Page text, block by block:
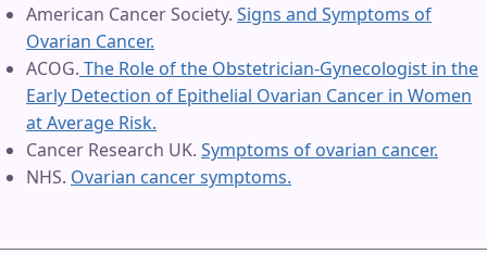
American Cancer Society. Signs and Symptoms of
Ovarian Cancer.
ACOG. The Role of the Obstetrician-Gynecologist in the
Early Detection of Epithelial Ovarian Cancer in Women
at Average Risk.
Cancer Research UK. Symptoms of ovarian cancer.
NHS. Ovarian cancer symptoms.